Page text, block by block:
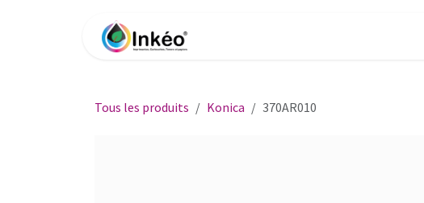
Tous les produits Konica 370AR010